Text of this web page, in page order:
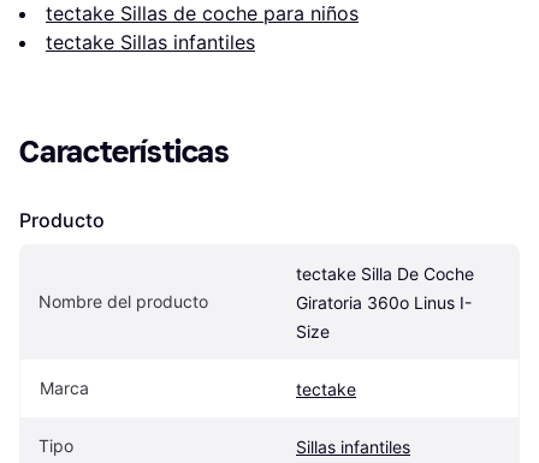
tectake Sillas de coche para niños
tectake Sillas infantiles
Características
Producto
Nombre del producto
tectake Silla De Coche
Giratoria 360o Linus I-
Size
Marca tectake
Tipo Sillas infantiles